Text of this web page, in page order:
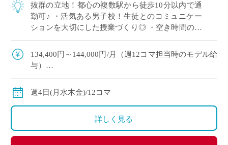
抜群の立地！都心の複数駅から徒歩10分以内で通
勤可♪ ・活気ある男子校！生徒とのコミュニケー
ションを大切にした授業づくり◎ ・空き時間の少
方も歓迎◎
134,400円～144,000円/月（週12コマ担当時のモデル給
与）
◇交通費別途支給
週4日(月水木金)/12コマ
詳しく見る